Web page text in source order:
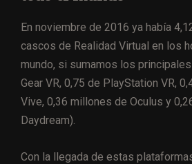
En noviembre de 2016 ya había
cascos de Realidad Virtual en los
mundo, si sumamos los
Gear VR, 0,75 de PlayStation VR,
Vive, 0,36 millones de Oculus y
Daydream).
Con la llegada de estas